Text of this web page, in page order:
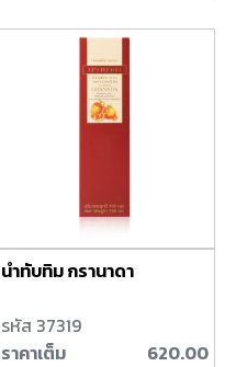
น้ำทับทิม กรานาดา
รหัส 37319
ราคาเต็ม
620.00